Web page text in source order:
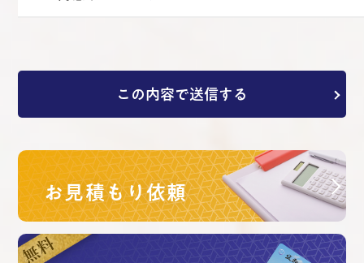
この内容で送信する
お見積もり依頼